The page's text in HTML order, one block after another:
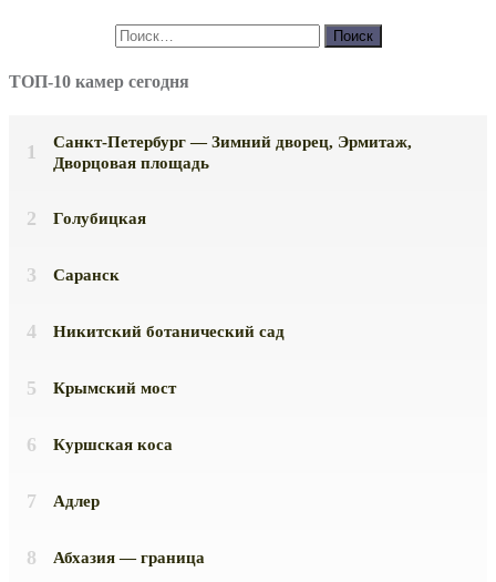
ТОП-10 камер сегодня
Санкт-Петербург — Зимний дворец, Эрмитаж,
Дворцовая площадь
Голубицкая
Саранск
Никитский ботанический сад
Крымский мост
Куршская коса
Адлер
Абхазия — граница